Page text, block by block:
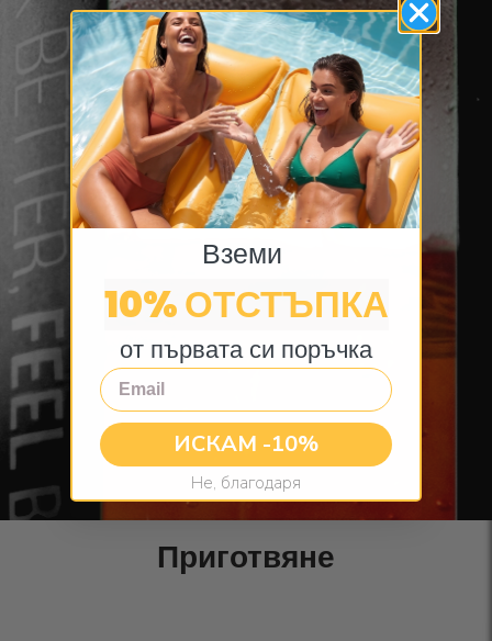
Приготвяне
Вземи
10% ОТСТЪПКА
от първата си поръчка
Email
ИСКАМ -10%
Не, благодаря